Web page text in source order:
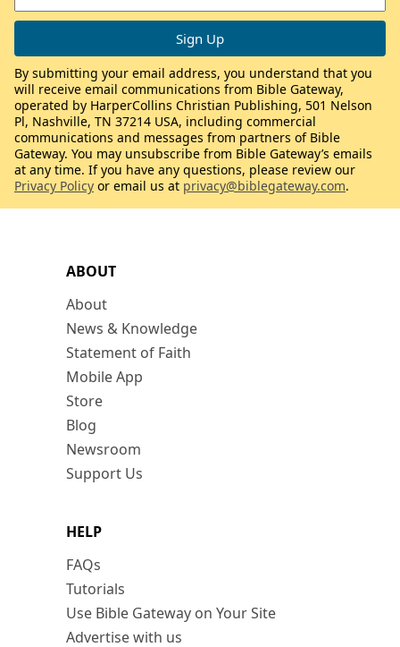
ABOUT
About
News & Knowledge
Statement of Faith
Mobile App
Store
Blog
Newsroom
Support Us
HELP
FAQs
Tutorials
Use Bible Gateway on Your Site
Advertise with us
By submitting your email address, you understand that you
will receive email communications from Bible Gateway,
operated by HarperCollins Christian Publishing, 501 Nelson
Pl, Nashville, TN 37214 USA, including commercial
communications and messages from partners of Bible
Gateway. You may unsubscribe from Bible Gateway’s emails
at any time. If you have any questions, please review our
Privacy Policy or email us at privacy@biblegateway.com.